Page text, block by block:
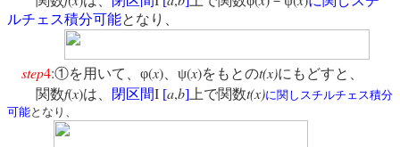
ルチェス積分可能となり、
step4:①を用いて、φ(x) 、ψ(x)をもとのt(x)にもどすと、
関数f(x)は、 閉区間I [a,b] 上で関数t(x)に関しスチルチェス積分
可能となり、